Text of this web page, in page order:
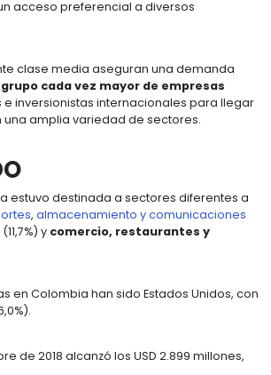
pues los expertos
el año anterior; por esto las
a trabajar.
y estable
, un mercado en
y negocios en la región, una
inversionistas un acceso
con una creciente clase media
cuenta con un grupo cada vez
organizaciones e inversionistas
de inversión en una amplia